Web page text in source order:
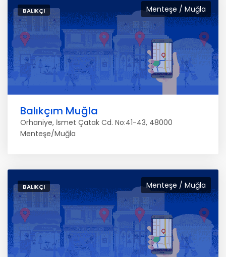
Menteşe / Muğla
BALIKÇI
Balıkçım Muğla
Orhaniye, İsmet Çatak Cd. No:41-43, 48000
Menteşe/Muğla
Menteşe / Muğla
BALIKÇI